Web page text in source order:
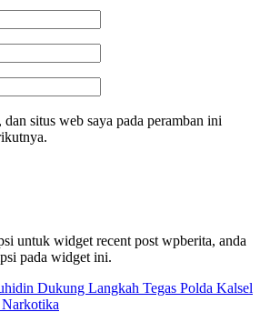
situs web saya pada peramban ini
untuk widget recent post wpberita, anda
pada widget ini.